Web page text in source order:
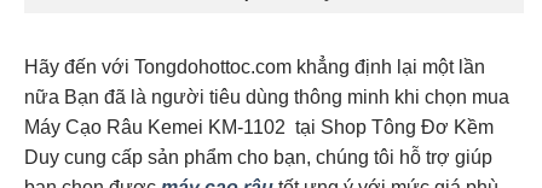
Hãy đến với Tongdohottoc.com khẳng định lại một lần
nữa Bạn đã là người tiêu dùng thông minh khi chọn mua
Máy Cạo Râu Kemei KM-1102 tại Shop Tông Đơ Kềm
Duy cung cấp sản phẩm cho bạn, chúng tôi hỗ trợ giúp